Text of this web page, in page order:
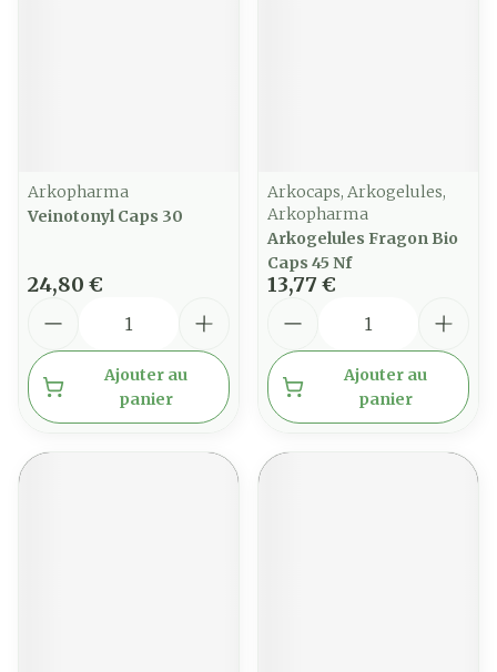
Arkopharma
Veinotonyl Caps 30
24,80 €
Ajouter au
panier
Arkocaps, Arkogelules,
Arkopharma
Arkogelules Fragon Bio
Caps 45 Nf
13,77 €
Ajouter au
panier